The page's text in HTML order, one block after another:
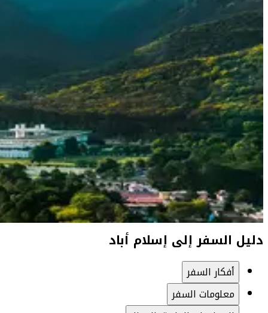
دليل السفر إلى إسلام أباد
أفكار السفر
معلومات السفر